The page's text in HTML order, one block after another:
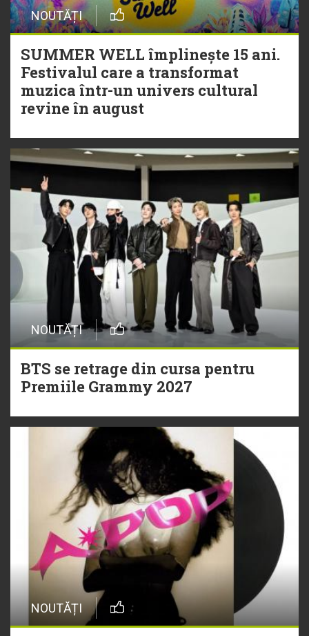
NOUTĂȚI
SUMMER WELL împlinește 15 ani.
Festivalul care a transformat
muzica într-un univers cultural
revine în august
NOUTĂȚI
BTS se retrage din cursa pentru
Premiile Grammy 2027
NOUTĂȚI